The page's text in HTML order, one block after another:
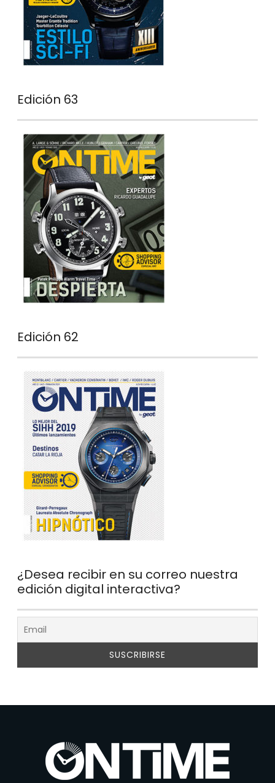
Edición 63
Edición 62
¿Desea recibir en su correo nuestra
edición digital interactiva?